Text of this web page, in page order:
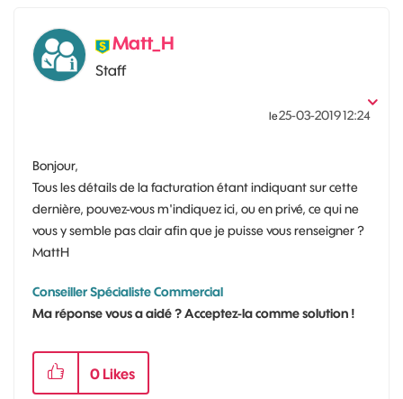
Matt_H
Staff
le‎25-03-201912:24
Bonjour,
Tous les détails de la facturation étant indiquant sur cette
dernière, pouvez-vous m'indiquez ici, ou en privé, ce qui ne
vous y semble pas clair afin que je puisse vous renseigner ?
MattH
Conseiller Spécialiste Commercial
Ma réponse vous a aidé ? Acceptez-la comme solution !
0 Likes